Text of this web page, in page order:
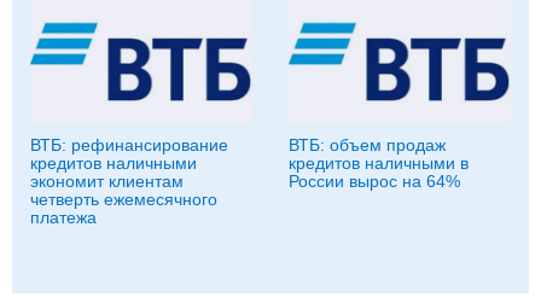
ВТБ: рефинансирование
кредитов наличными
экономит клиентам
четверть ежемесячного
платежа
ВТБ: объем продаж
кредитов наличными в
России вырос на 64%